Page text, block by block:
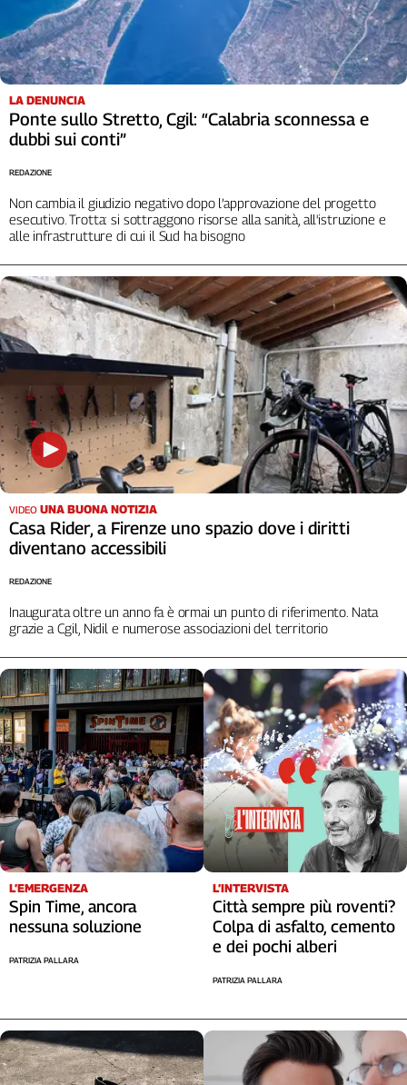
L'Italia
nel
Lavoro
Territori
Abruzzo-
Molise
Alto
Basilicata
Calabria
Emilia-
Romagna
Friuli
Venezia
Lazio
Liguria
Lombardia
Marche
Piemonte
Puglia
Sardegna
Sicilia
Toscana
Umbria
D'Aosta
Veneto
Archivio
Storico
1955-
2014
Cerca
Contatti
Newsletter
Social
LA DENUNCIA
Ponte sullo Stretto, Cgil: “Calabria sconnessa e
dubbi sui conti”
Non cambia il giudizio negativo dopo l’approvazione del progetto
esecutivo. Trotta: si sottraggono risorse alla sanità, all'istruzione e
alle infrastrutture di cui il Sud ha bisogno
REDAZIONE
VIDEO UNA BUONA NOTIZIA
Casa Rider, a Firenze uno spazio dove i diritti
diventano accessibili
Inaugurata oltre un anno fa è ormai un punto di riferimento. Nata
grazie a Cgil, Nidil e numerose associazioni del territorio
REDAZIONE
L’EMERGENZA
Spin Time, ancora
nessuna soluzione
PATRIZIA PALLARA
L’INTERVISTA
Città sempre più roventi?
Colpa di asfalto, cemento
e dei pochi alberi
PATRIZIA PALLARA